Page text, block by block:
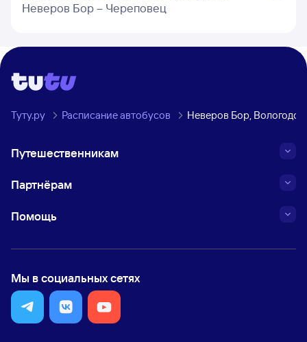
Неверов Бор – Череповец
Туту.ру Расписание автобусов Неверов Бор,
Путешественникам
Партнёрам
Помощь
Мы в социальных сетях